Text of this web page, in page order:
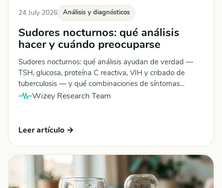
24 July 2026 Análisis y diagnósticos
Sudores nocturnos: qué análisis
hacer y cuándo preocuparse
Sudores nocturnos: qué análisis ayudan de verdad —
TSH, glucosa, proteína C reactiva, VIH y cribado de
tuberculosis — y qué combinaciones de síntomas...
Wizey Research Team
Leer artículo →